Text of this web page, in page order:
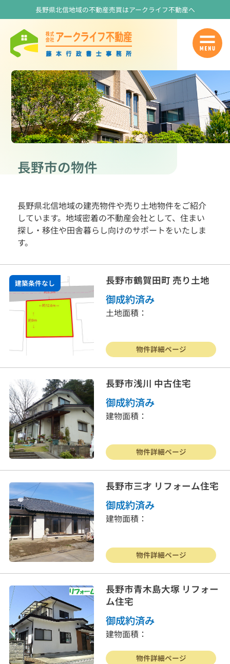
長野県北信地域の不動産売買はアークライフ不動産へ
長野市の物件
長野県北信地域の建売物件や売り土地物件をご紹介
しています。地域密着の不動産会社として、住まい
探し・移住や田舎暮らし向けのサポートをいたしま
す。
長野市鶴賀田町 売り土地
御成約済み
土地面積：
物件詳細ページ
建築条件なし
長野市浅川 中古住宅
御成約済み
建物面積：
物件詳細ページ
長野市三才 リフォーム住宅
御成約済み
建物面積：
物件詳細ページ
長野市青木島大塚 リフォー
ム住宅
御成約済み
建物面積：
物件詳細ページ